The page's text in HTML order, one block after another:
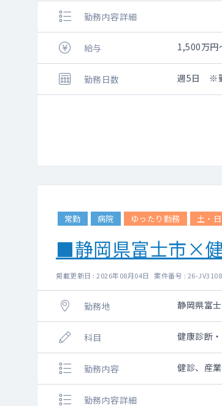
勤務内容詳細
給与 1,500万円
勤務日数 週5日 ※勤
常勤 病院 ゆったり勤務 土・
■静岡県富士市×
掲載更新日 : 2026年08月04日 案件番号 : 26-
勤務地 静岡県富
科目 健康診断
勤務内容 健診、産
勤務内容詳細